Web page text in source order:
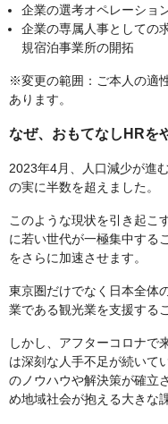
企業の選考オペレーショ
企業の専属人事としての
規宿泊事業所の開拓
※変更の範囲：ご本人の適
あります。
なぜ、おもてなしHRを
2023年4月、人口減少が進
の実に半数を超えました。
このような現状を引き起こ
に若い世代が一極集中する
をさらに加速させます。
東京圏だけでなく日本全体
業である観光業を支援する
しかし、アフターコロナで
は深刻な人手不足が続いて
のノウハウや解決策が確立
め地域社会が抱える大きな